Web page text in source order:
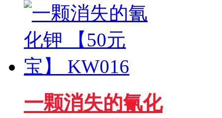
一颗消失的氰化